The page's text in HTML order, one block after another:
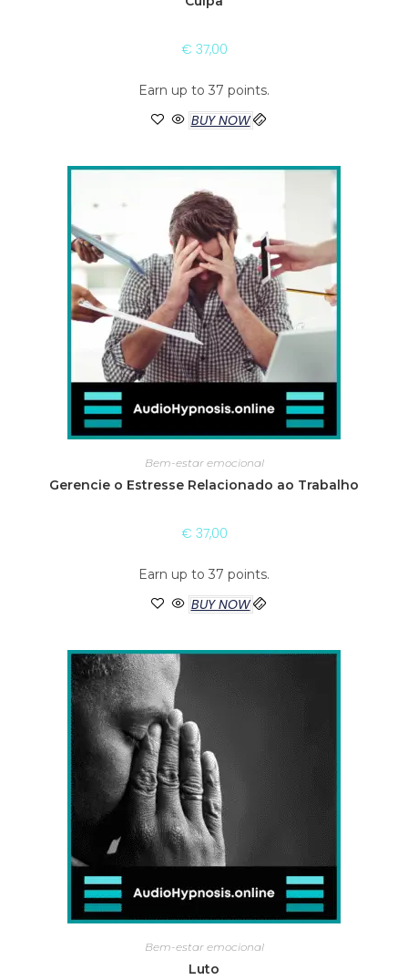
€ 37,00
Earn up to 37 points.
BUY NOW
Bem-estar emocional
Gerencie o Estresse Relacionado ao Trabalho
€ 37,00
Earn up to 37 points.
BUY NOW
Bem-estar emocional
Luto